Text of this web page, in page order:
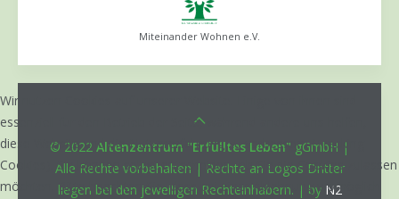
Miteinander Wohnen e.V.
© 2022 Altenzentrum "Erfülltes Leben" gGmbH |
Alle Rechte vorbehalten | Rechte an Logos Dritter
liegen bei den jeweiligen Rechteinhabern. | by N2
Wir nutzen Cookies auf unserer Website. Einige von ihnen sind
essenziell für den Betrieb der Seite, während andere uns helfen,
diese Website und die Nutzererfahrung zu verbessern (Tracking
Cookies). Sie können selbst entscheiden, ob Sie die Cookies zulassen
möchten. Bitte beachten Sie, dass bei einer Ablehnung womöglich